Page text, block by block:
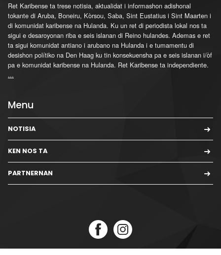
Ret Karibense ta trese notisia, aktualidat i informashon adishonal
tokante di Aruba, Boneiru, Kòrsou, Saba, Sint Eustatius i Sint Maarten i
di komunidat karibense na Hulanda. Ku un ret di periodista lokal nos ta
sigui e desaroyonan riba e seis islanan di Reino hulandes. Ademas e ret
ta sigui komunidat antiano i arubano na Hulanda i e tumamentu di
desishon polítiko na Den Haag ku tin konsekuensha pa e seis islanan i/òf
pa e komunidat karibense na Hulanda. Ret Karibense ta independiente.
...
Menu
NOTISIA
KEN NOS TA
PARTNERNAN